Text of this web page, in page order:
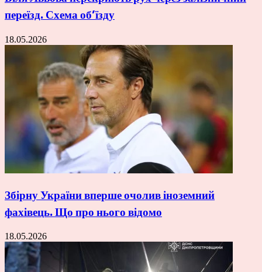
переїзд. Схема об’їзду
18.05.2026
Збірну України вперше очолив іноземний
фахівець. Що про нього відомо
18.05.2026